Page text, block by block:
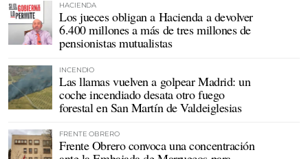
HACIENDA
Los jueces obligan a Hacienda a devolver
6.400 millones a más de tres millones de
pensionistas mutualistas
INCENDIO
Las llamas vuelven a golpear Madrid: un
coche incendiado desata otro fuego
forestal en San Martín de Valdeiglesias
FRENTE OBRERO
Frente Obrero convoca una concentración